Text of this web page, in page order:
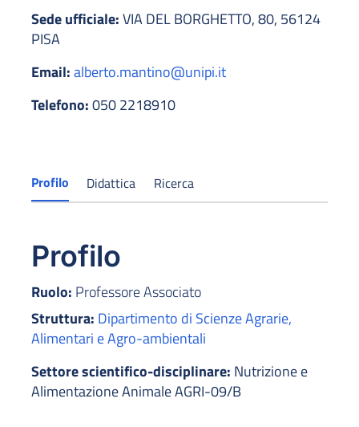
Sede ufficiale:VIA DEL BORGHETTO, 80, 56124
PISA
Email:alberto.mantino@unipi.it
Telefono:050 2218910
Profilo Didattica Ricerca
Profilo
Ruolo: Professore Associato
Struttura: Dipartimento di Scienze Agrarie,
Alimentari e Agro-ambientali
Settore scientifico-disciplinare: Nutrizione e
Alimentazione Animale AGRI-09/B